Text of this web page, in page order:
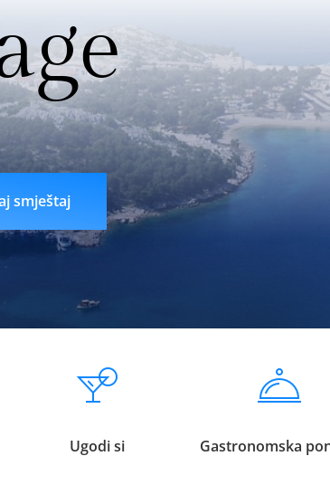
indobet login link indobet
smještaj
Ugodi si Gastronomska